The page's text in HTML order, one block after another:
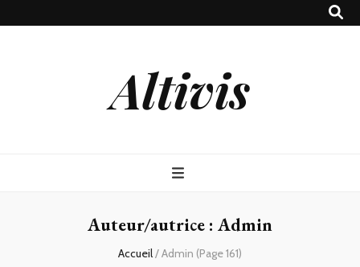
Altivis
Auteur/autrice : Admin
Accueil/Admin (Page 161)